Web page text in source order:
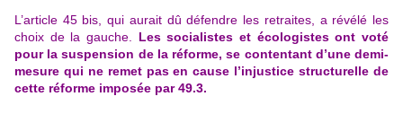
L’article 45 bis, qui aurait dû défendre les retraites, a révélé les
choix de la gauche. Les socialistes et écologistes ont voté
pour la suspension de la réforme, se contentant d’une demi-
mesure qui ne remet pas en cause l’injustice structurelle de
cette réforme imposée par 49.3.